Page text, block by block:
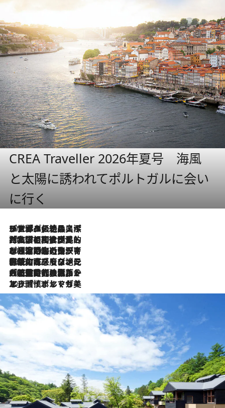
CREA Traveller 2026年夏号 海風
と太陽に誘われてポルトガルに会い
に行く
2026.8.8
リスボンの絶品スイーツ「パステル・デ・ナタ」とは？ポルトガル伝統の奥深い世界へ
2026.7.27
「私の祖国はポルトガル語です」国民的詩人フェルナンド・ペソアと、彼が愛した文学の街を歩く
2026.7.26
ポルトガル近海が育む極上の海の幸。キリリと冷えた白ワインと愉しむ、シーフード専門店の贅沢
2026.7.22
伝統の味をモダンに昇華。高感度な地元客が集う、リスボンの最旬ガストロノミー
2026.7.21
大航海時代の栄華から、震災、独裁、そして革命へ。ポルトガル・首都リスボンの石畳に刻まれた「歴史の光と影」
2026.7.13
エッセイ・ヤマザキマリ「慎ましくも美しき国 ポルトガル」